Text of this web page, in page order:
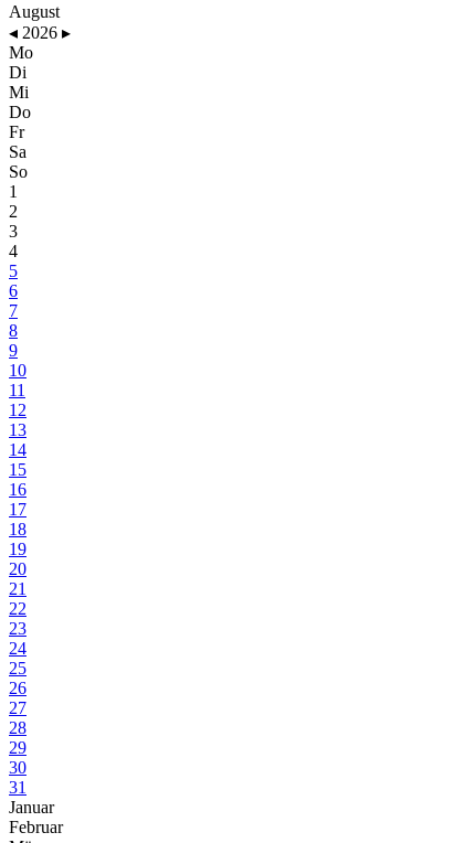
August
◂ 2026 ▸
Mo
Di
Mi
Do
Fr
Sa
So
1
2
3
4
5
6
7
8
9
10
11
12
13
14
15
16
17
18
19
20
21
22
23
24
25
26
27
28
29
30
31
Januar
Februar